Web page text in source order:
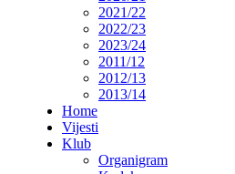
2021/22
2022/23
2023/24
2011/12
2012/13
2013/14
Home
Vijesti
Klub
Organigram